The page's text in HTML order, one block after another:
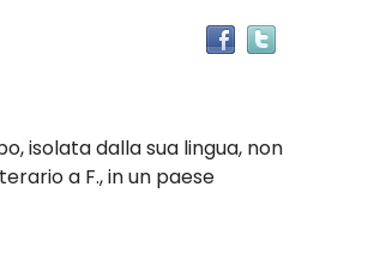
isolata dalla sua lingua, non
a F., in un paese